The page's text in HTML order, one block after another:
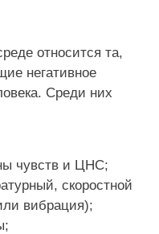
относится та,
негативное
Среди них
чувств и ЦНС;
скоростной
вибрация);